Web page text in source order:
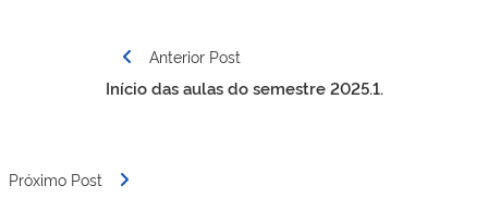
NavegaçãoAnterior Post
Início das aulas do semestre 2025.1.
Próximo Post